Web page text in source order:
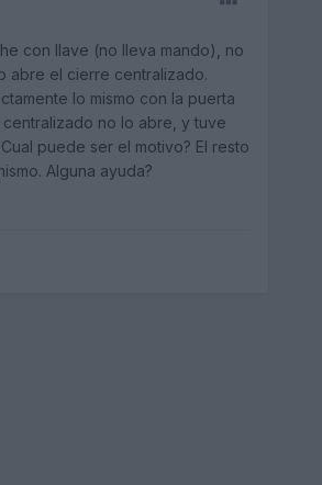
con llave (no lleva mando), no
abre el cierre centralizado.
lo mismo con la puerta
no lo abre, y tuve
puede ser el motivo? El resto
Alguna ayuda?